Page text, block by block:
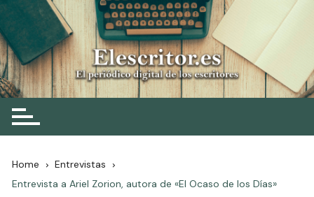
Skip
to
content
Elescritor.es
El periódico digital de los escritores
Home
Entrevistas
Entrevista a Ariel Zorion, autora de «El Ocaso de los Días»